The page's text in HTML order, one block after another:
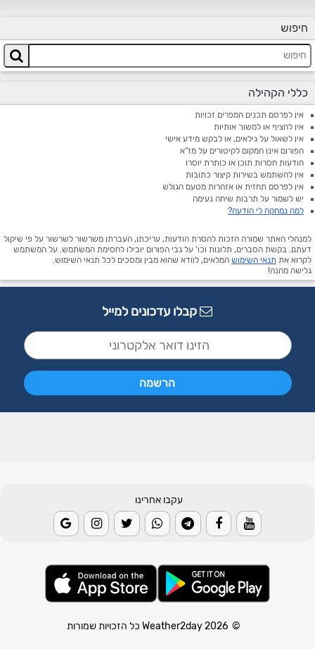
חיפוש
כללי הקהילה
אין לפרסם תכנים המפרים זכויות
אין להציף או למשוך אותיות
אין לשאול על גילאים, או לבקש מידע אישי
הפורום אינו המקום לקיטורים על מז"א
הודעות חסרות תוכן או כותרת יוסרו
אין להשתמש בשירות קיצור כתובות
אין לפרסם תחזית או אזהרות מטעם הגולש
יש לשמור על תרבות שיחה נעימה
למה נמחקה לי הודעה?
למנהלי האתר שמורה הזכות להסרת הודעות, עריכתן, העברתן משרשור לשרשור על פי שיקול
דעתם. בקשת הסברים, תלונות וכו' על גבי הפורום יובילו לחסימת המשתמש. על המשתמש
לקרוא את תנאי השימוש המלאים, לוודא שהוא מבין ומסכים לכל תנאי השימוש.
גלישה מהנה!
קבלו עדכונים למייל
עקבו אחרינו
© 2026 Weather2day כל הזכויות שמורות